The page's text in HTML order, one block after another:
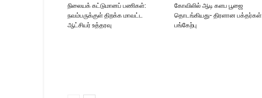
நிலையக் கட்டுமானப் பணிகள்:
நவம்பருக்குள் திறக்க மாவட்ட
ஆட்சியர் உத்தரவு
கோவிலில் ஆடி களப பூஜை
தொடங்கியது- திரளான பக்தர்கள்
பங்கேற்பு